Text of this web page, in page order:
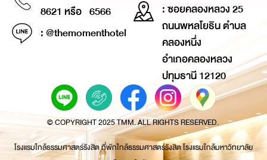
8621 หรือ 6566
: @themomenthotel
: ซอยคลองหลวง 25
ถนนพหลโยธิน ตำบล
คลองหนึ่ง
อำเภอคลองหลวง
ปทุมธานี 12120
© COPYRIGHT 2025 TMM. ALL RIGHTS RESERVED.
โรงแรมใกล้ธรรมศาสตร์รังสิต ที่พักใกล้ธรรมศาสตร์รังสิต โรงแรมใกล้มหาวิทยาลัย